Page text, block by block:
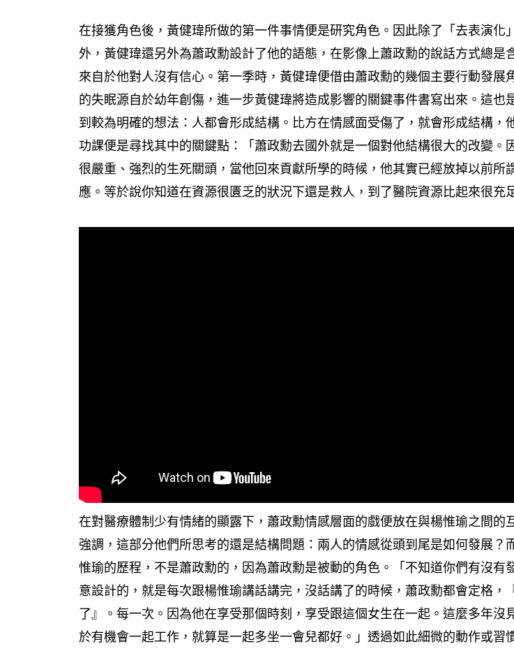
在接獲角色後，黃健瑋所做的第一件事情便是研究角色。因此除了「去表演化
外，黃健瑋還另外為蕭政勳設計了他的語態，在影像上蕭政勳的說話方式總是
來自於他對人沒有信心。第一季時，黃健瑋便借由蕭政勳的幾個主要行動發展
的失眠源自於幼年創傷，進一步黃健瑋將造成影響的關鍵事件書寫出來。這也
到較為明確的想法：人都會形成結構。比方在情感面受傷了，就會形成結構，
功課便是尋找其中的關鍵點：「蕭政勳去國外就是一個對他結構很大的改變。
很嚴重、強烈的生死關頭，當他回來貢獻所學的時候，他其實已經放掉以前所
應。等於說你知道在資源很匱乏的狀況下還是救人，到了醫院資源比起來很充
在對醫療體制少有情緒的顯露下，蕭政勳情感層面的戲便放在與楊惟瑜之間的
強調，這部分他們所思考的還是結構問題：兩人的情感從頭到尾是如何發展？
惟瑜的歷程，不是蕭政勳的，因為蕭政勳是被動的角色。「不知道你們有沒有
意設計的，就是每次跟楊惟瑜講話講完，沒話講了的時候，蕭政勳都會定格，
了』。每一次。因為他在享受那個時刻，享受跟這個女生在一起。這麼多年沒
於有機會一起工作，就算是一起多坐一會兒都好。」透過如此細微的動作或習